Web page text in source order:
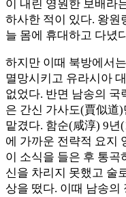
이 내린 영원한 보배라
하사한 적이 있다. 왕원
늘 몸에 휴대하고 다녔
하지만 이때 북방에서
멸망시키고 유라시아
없었다. 반면 남송의 국
은 간신 가사도(賈似道
맡겼다. 함순(咸淳) 9년
에 가까운 전략적 요지
이 소식을 들은 후 통곡
신을 차리지 못했고 술
상을 떴다. 이때 남송의